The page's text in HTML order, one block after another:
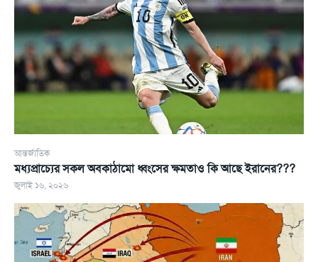
আন্তর্জাতিক
মধ্যপ্রাচ্যের সকল অবকাঠামো ধ্বংসের ক্ষমতাও কি আছে ইরানের???
জুলাই ১৬, ২০২৬